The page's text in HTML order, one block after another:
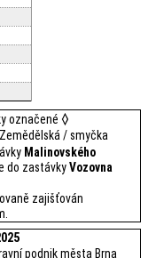
označené
/ smyčka
Malinovského
do zastávkyVozovna
zajišťován
podnik města Brna